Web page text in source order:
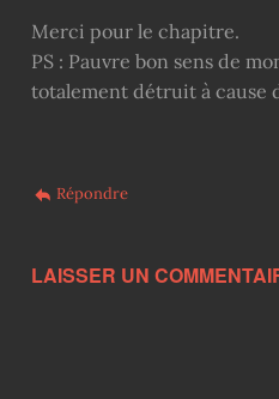
Merci pour le chapitre.
PS : Pauvre bon sens de
totalement détruit à cause
Répondre
LAISSER UN